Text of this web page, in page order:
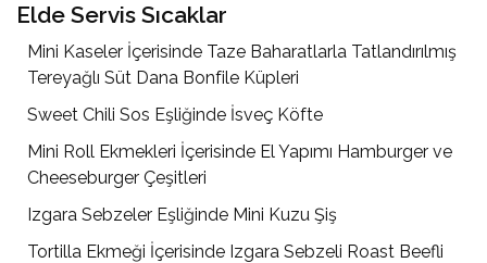
Elde Servis Sıcaklar
Mini Kaseler İçerisinde Taze Baharatlarla Tatlandırılmış
Tereyağlı Süt Dana Bonfile Küpleri
Sweet Chili Sos Eşliğinde İsveç Köfte
Mini Roll Ekmekleri İçerisinde El Yapımı Hamburger ve
Cheeseburger Çeşitleri
Izgara Sebzeler Eşliğinde Mini Kuzu Şiş
Tortilla Ekmeği İçerisinde Izgara Sebzeli Roast Beefli